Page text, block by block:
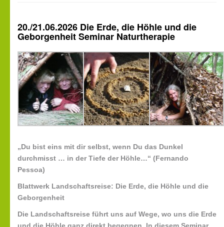
20./21.06.2026 Die Erde, die Höhle und die
Geborgenheit Seminar Naturtherapie
„Du bist eins mit dir selbst, wenn Du das Dunkel
durchmisst … in der Tiefe der Höhle…“ (Fernando
Pessoa)
Blattwerk Landschaftsreise: Die Erde, die Höhle und die
Geborgenheit
Die Landschaftsreise führt uns auf Wege, wo uns die Erde